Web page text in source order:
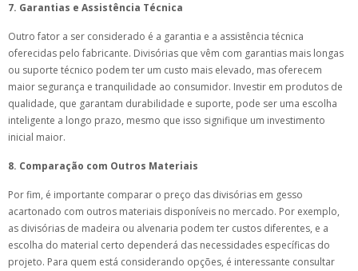
7. Garantias e Assistência Técnica
Outro fator a ser considerado é a garantia e a assistência técnica
oferecidas pelo fabricante. Divisórias que vêm com garantias mais longas
ou suporte técnico podem ter um custo mais elevado, mas oferecem
maior segurança e tranquilidade ao consumidor. Investir em produtos de
qualidade, que garantam durabilidade e suporte, pode ser uma escolha
inteligente a longo prazo, mesmo que isso signifique um investimento
inicial maior.
8. Comparação com Outros Materiais
Por fim, é importante comparar o preço das divisórias em gesso
acartonado com outros materiais disponíveis no mercado. Por exemplo,
as divisórias de madeira ou alvenaria podem ter custos diferentes, e a
escolha do material certo dependerá das necessidades específicas do
projeto. Para quem está considerando opções, é interessante consultar